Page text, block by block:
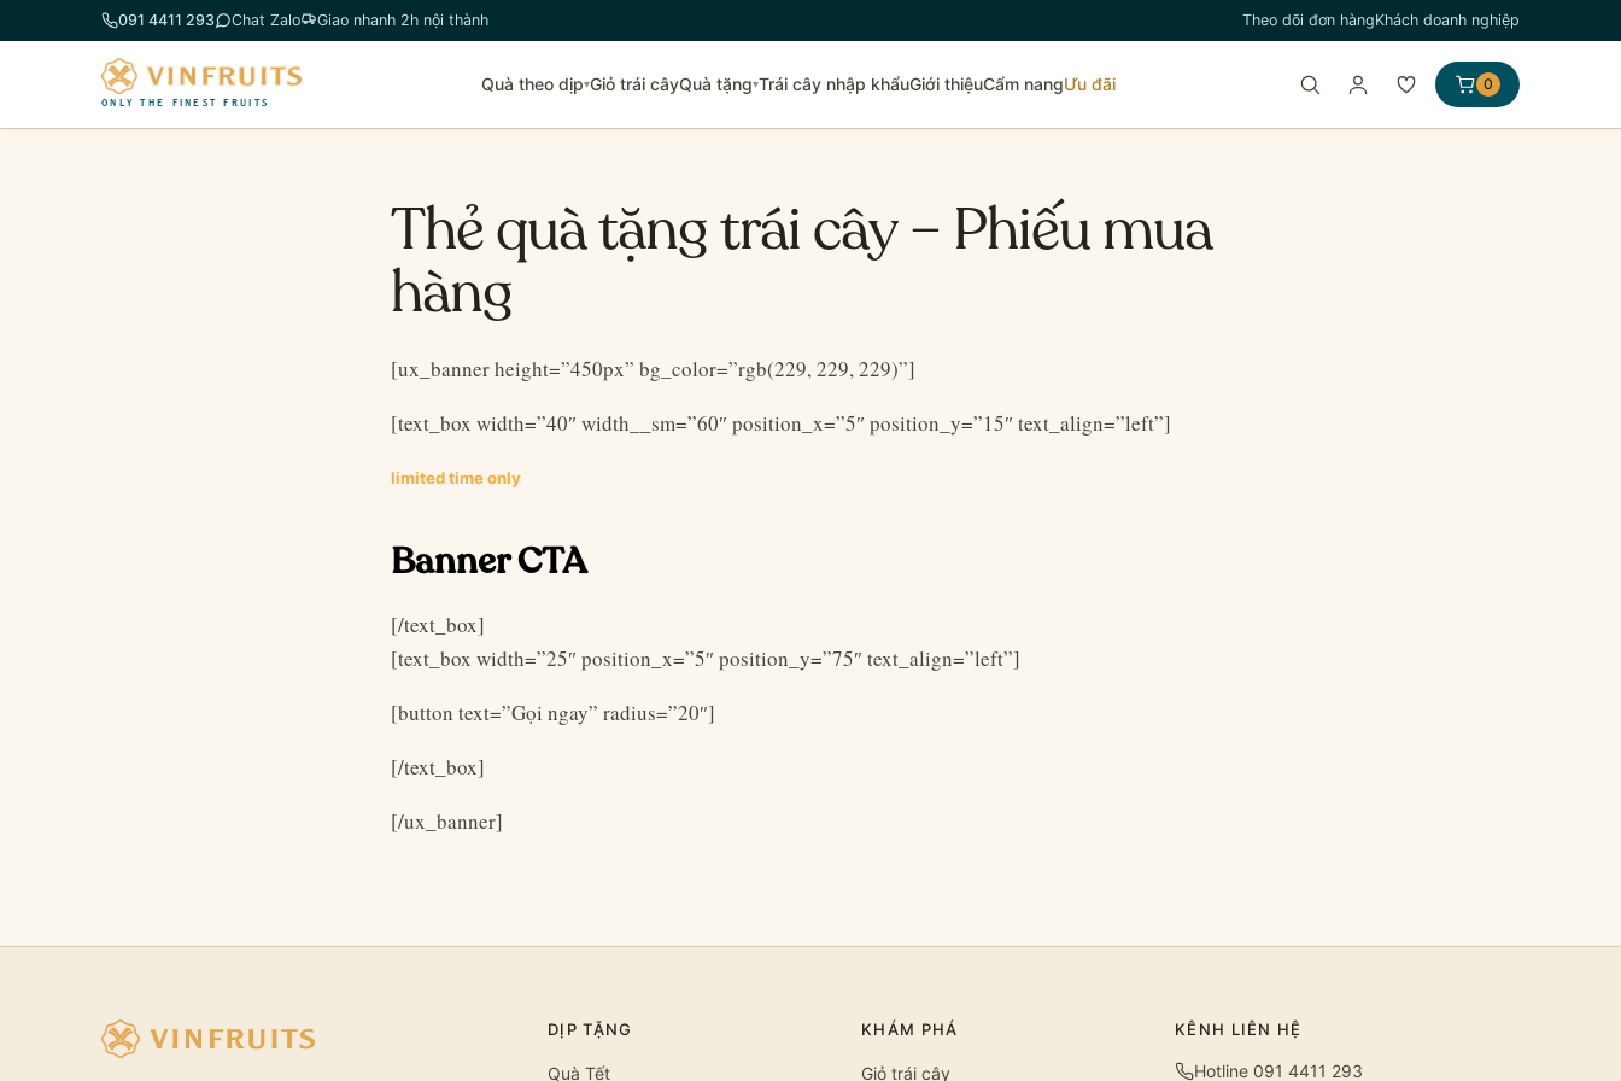
đến
dung
091 4411 293 Chat Zalo Giao nhanh 2h nội thành Theo dõi đơn hàngKhách doanh nghiệp
ONLY THE FINEST FRUITS
Quà theo dịp▾Giỏ trái câyQuà tặng▾Trái cây nhập khẩuGiới thiệuCẩm nangƯu đãi 0
Thẻ quà tặng trái cây – Phiếu mua
hàng
[ux_banner height=”450px” bg_color=”rgb(229, 229, 229)”]
[text_box width=”40″ width__sm=”60″ position_x=”5″ position_y=”15″ text_align=”left”]
limited time only
Banner CTA
[/text_box]
[text_box width=”25″ position_x=”5″ position_y=”75″ text_align=”left”]
[button text=”Gọi ngay” radius=”20″]
[/text_box]
[/ux_banner]
DỊP TẶNG
Quà Tết
KHÁM PHÁ
Giỏ trái cây
KÊNH LIÊN HỆ
Hotline 091 4411 293